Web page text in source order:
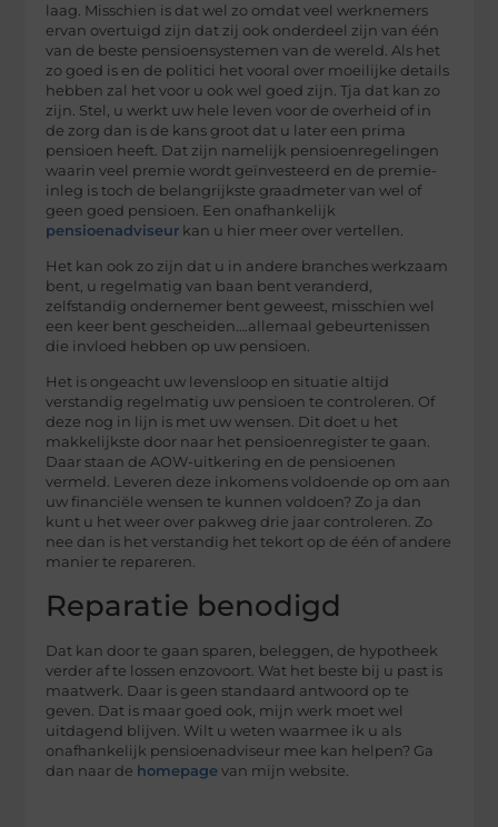
laag. Misschien is dat wel zo omdat veel werknemers
ervan overtuigd zijn dat zij ook onderdeel zijn van één
van de beste pensioensystemen van de wereld. Als het
zo goed is en de politici het vooral over moeilijke details
hebben zal het voor u ook wel goed zijn. Tja dat kan zo
zijn. Stel, u werkt uw hele leven voor de overheid of in
de zorg dan is de kans groot dat u later een prima
pensioen heeft. Dat zijn namelijk pensioenregelingen
waarin veel premie wordt geïnvesteerd en de premie-
inleg is toch de belangrijkste graadmeter van wel of
geen goed pensioen. Een onafhankelijk
pensioenadviseur kan u hier meer over vertellen.
Het kan ook zo zijn dat u in andere branches werkzaam
bent, u regelmatig van baan bent veranderd,
zelfstandig ondernemer bent geweest, misschien wel
een keer bent gescheiden….allemaal gebeurtenissen
die invloed hebben op uw pensioen.
Het is ongeacht uw levensloop en situatie altijd
verstandig regelmatig uw pensioen te controleren. Of
deze nog in lijn is met uw wensen. Dit doet u het
makkelijkste door naar het pensioenregister te gaan.
Daar staan de AOW-uitkering en de pensioenen
vermeld. Leveren deze inkomens voldoende op om aan
uw financiële wensen te kunnen voldoen? Zo ja dan
kunt u het weer over pakweg drie jaar controleren. Zo
nee dan is het verstandig het tekort op de één of andere
manier te repareren.
Reparatie benodigd
Dat kan door te gaan sparen, beleggen, de hypotheek
verder af te lossen enzovoort. Wat het beste bij u past is
maatwerk. Daar is geen standaard antwoord op te
geven. Dat is maar goed ook, mijn werk moet wel
uitdagend blijven. Wilt u weten waarmee ik u als
onafhankelijk pensioenadviseur mee kan helpen? Ga
dan naar de homepage van mijn website.